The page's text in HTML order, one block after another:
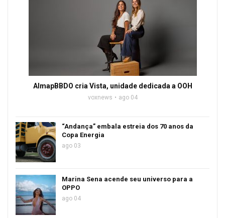
AlmapBBDO cria Vista, unidade dedicada a OOH
voxnews ago 04
“Andança” embala estreia dos 70 anos da
Copa Energia
ago 03
Marina Sena acende seu universo para a
OPPO
ago 04